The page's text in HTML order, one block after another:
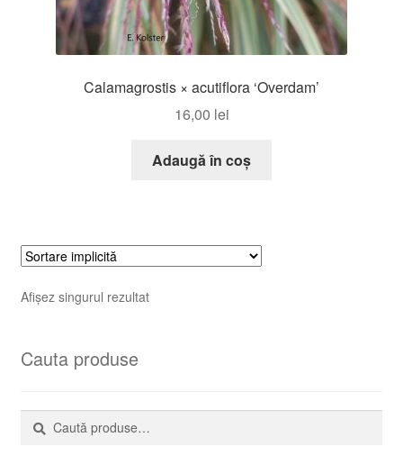
Calamagrostis × acutiflora ‘Overdam’
16,00 lei
Adaugă în coș
Afișez singurul rezultat
Cauta produse
Caută
după:
Caută